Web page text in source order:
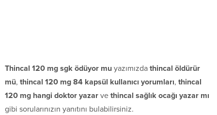
Thincal 120 mg sgk ödüyor mu yazımızda thincal öldürür
mü, thincal 120 mg 84 kapsül kullanıcı yorumları, thincal
120 mg hangi doktor yazar ve thincal sağlık ocağı yazar mı
gibi sorularınızın yanıtını bulabilirsiniz.